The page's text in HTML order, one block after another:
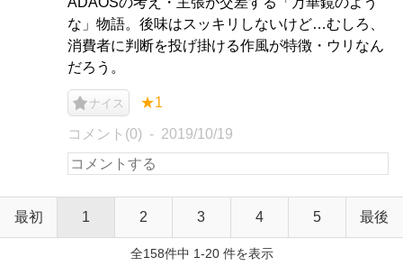
な」物語。後味はスッキリしないけど…むしろ、
消費者に判断を投げ掛ける作風が特徴・ウリなん
だろう。
ナイス ★1
コメント(0) 2019/10/19
最初 1 2 3 4 5 最後
全158件中 1-20 件を表示